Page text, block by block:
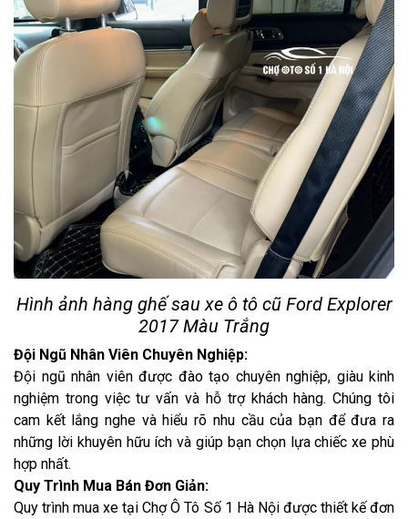
Hình ảnh hàng ghế sau xe ô tô cũ Ford Explorer
2017 Màu Trắng
Đội Ngũ Nhân Viên Chuyên Nghiệp:
Đội ngũ nhân viên được đào tạo chuyên nghiệp, giàu kinh
nghiệm trong việc tư vấn và hỗ trợ khách hàng. Chúng tôi
cam kết lắng nghe và hiểu rõ nhu cầu của bạn để đưa ra
những lời khuyên hữu ích và giúp bạn chọn lựa chiếc xe phù
hợp nhất.
Quy Trình Mua Bán Đơn Giản:
Quy trình mua xe tại Chợ Ô Tô Số 1 Hà Nội được thiết kế đơn